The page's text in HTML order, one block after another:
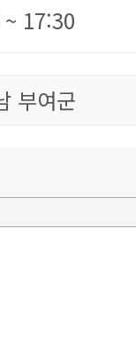
17:30
부여군